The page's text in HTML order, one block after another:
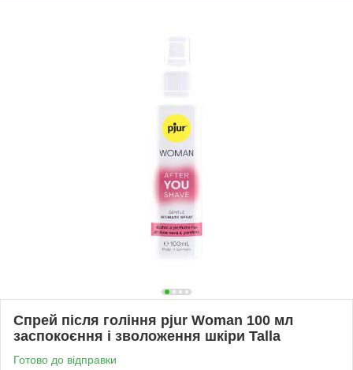
Спрей після гоління pjur Woman 100 мл
заспокоєння і зволоження шкіри Talla
Готово до відправки